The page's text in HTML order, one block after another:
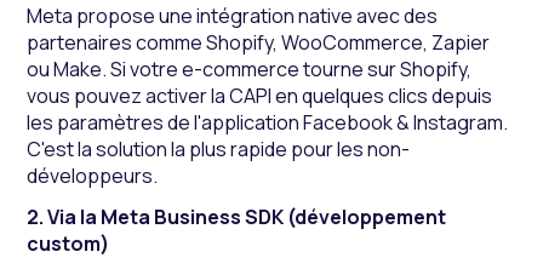
Meta propose une intégration native avec des
partenaires comme Shopify, WooCommerce, Zapier
ou Make. Si votre e-commerce tourne sur Shopify,
vous pouvez activer la CAPI en quelques clics depuis
les paramètres de l'application Facebook & Instagram.
C'est la solution la plus rapide pour les non-
développeurs.
2. Via la Meta Business SDK (développement
custom)